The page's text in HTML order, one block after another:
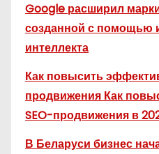
Google расширил
созданной с помощью
интеллекта
Как повысить
продвижения Как
SEO-продвижения в
В Беларуси бизнес